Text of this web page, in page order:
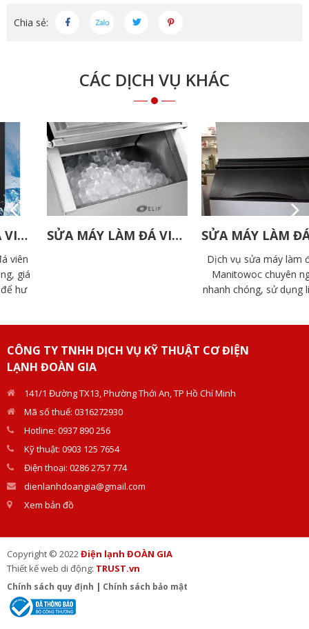
Chia sẻ:
CÁC DỊCH VỤ KHÁC
SỬA MÁY LÀM ĐÁ VIÊN ELIP SỬA MÁY LÀM ĐÁ VIÊN MANITOWOC
Dịch vụ sửa máy làm đá viên
Manitowoc chuyên nghiệp,
nhanh chóng, sử dụng linh kiện
CÔNG TY TNHH DỊCH VỤ KỸ THUẬT CƠ ĐIỆN
LẠNH ĐOÀN GIA
141/1 Đường TX13, Phường Thới An, TP Hồ Chí Minh
Mã số thuế: 0316272930
Hotline: 0937 890 256
Kỹ thuật: 0903 125 7654
Điện thoại: 0286 2757 774
dienlanhdoangia@gmail.com
Xem bản đồ
Copyright © 2022Điện lạnh ĐOÀN GIA
Thiết kế web di động: TRUST.vn
Chính sách quy định | Chính sách bảo mật